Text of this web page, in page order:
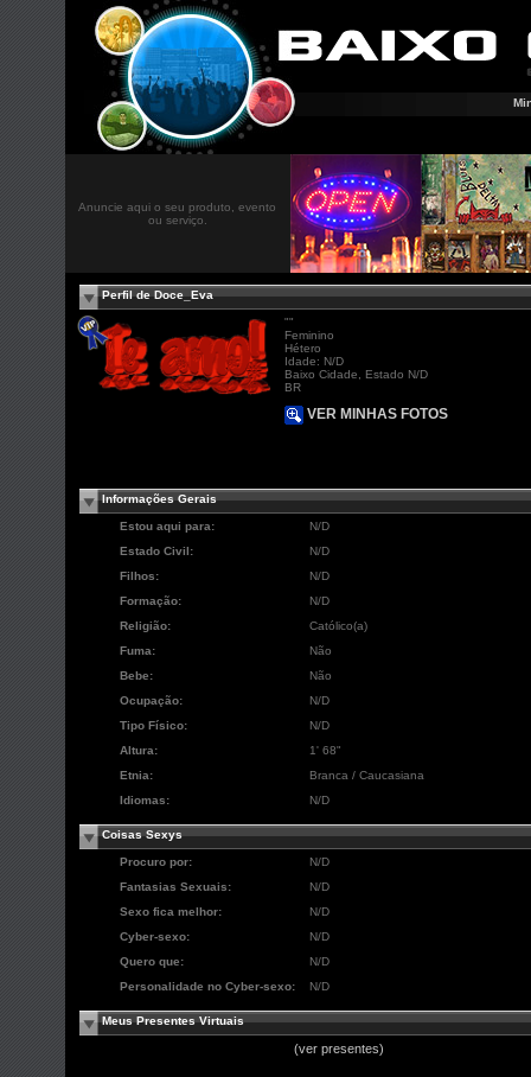
Anuncie aqui o seu produto, evento
ou serviço.
Perfil de Doce_Eva
""
Feminino
Hétero
Idade: N/D
Baixo Cidade, Estado N/D
BR
VER MINHAS FOTOS
Informações Gerais
Estou aqui para:
N/D
Estado Civil:
N/D
Filhos:
N/D
Formação:
N/D
Religião:
Católico(a)
Fuma:
Não
Bebe:
Não
Ocupação:
N/D
Tipo Físico:
N/D
Altura:
1' 68"
Etnia:
Branca / Caucasiana
Idiomas:
N/D
Coisas Sexys
Procuro por:
N/D
Fantasias Sexuais:
N/D
Sexo fica melhor:
N/D
Cyber-sexo:
N/D
Quero que:
N/D
Personalidade no Cyber-sexo:
N/D
Meus Presentes Virtuais
(ver presentes)